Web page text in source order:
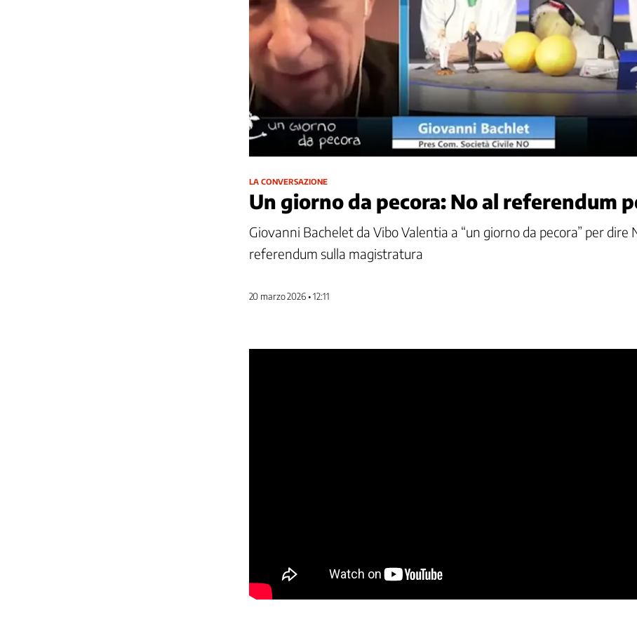
LA CONVERSAZIONE
Un giorno da pecora: No al referendum
Giovanni Bachelet da Vibo Valentia a “un giorno da pecora” per dire
referendum sulla magistratura
20 marzo 2026 • 12:11